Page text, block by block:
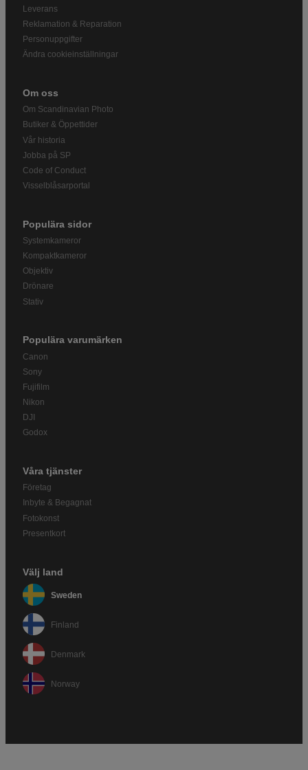
Leverans
Reklamation & Reparation
Personuppgifter
Ändra cookieinställningar
Om oss
Om Scandinavian Photo
Butiker & Öppettider
Vår historia
Jobba på SP
Code of Conduct
Visselblåsarportal
Populära sidor
Systemkameror
Kompaktkameror
Objektiv
Drönare
Stativ
Populära varumärken
Canon
Sony
Fujifilm
Nikon
DJI
Godox
Våra tjänster
Företag
Inbyte & Begagnat
Fotokonst
Presentkort
Välj land
Sweden
Finland
Denmark
Norway